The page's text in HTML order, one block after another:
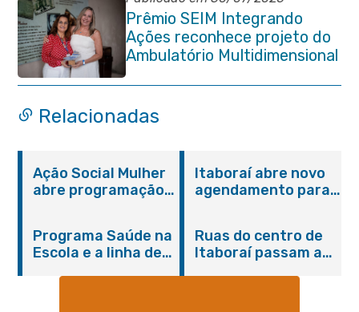
Prêmio SEIM Integrando
Ações reconhece projeto do
Ambulatório Multidimensional
da Pessoa Idosa de Itaboraí
Relacionadas
Ação Social Mulher
abre programação
serviços gratuitos e
orientações
Itaboraí abre novo
agendamento para
Programa Saúde na
Escola e a linha de
Ruas do centro de
Itaboraí passam a